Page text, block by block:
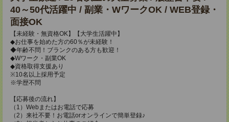
40～50代活躍中 / 副業・WワークOK / WEB登録・
面接OK
【未経験・無資格OK】【大学生活躍中】
◆お仕事を始めた方の60％が未経験！
◆年齢不問！ブランクのある方も歓迎！
◆Wワーク・副業OK
◆資格取得支援あり
※10名以上採用予定
※学歴不問
【応募後の流れ】
（1）Webまたはお電話で応募
（2）来社不要！お電話orオンラインで簡単登録♪